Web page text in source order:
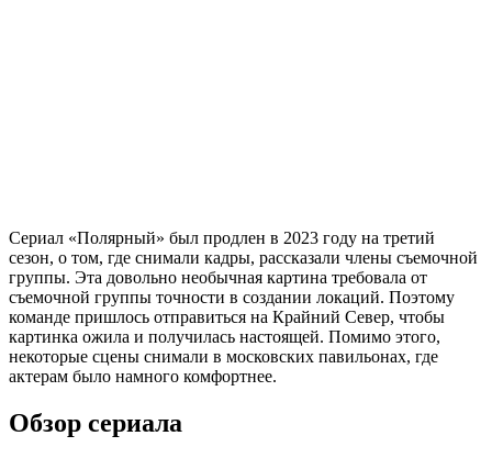
Сериал «Полярный» был продлен в 2023 году на третий
сезон, о том, где снимали кадры, рассказали члены съемочной
группы. Эта довольно необычная картина требовала от
съемочной группы точности в создании локаций. Поэтому
команде пришлось отправиться на Крайний Север, чтобы
картинка ожила и получилась настоящей. Помимо этого,
некоторые сцены снимали в московских павильонах, где
актерам было намного комфортнее.
Обзор сериала